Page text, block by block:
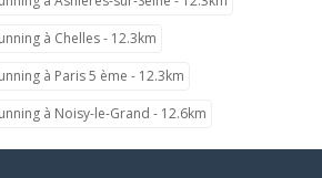
à Chelles - 12.3km
à Paris 5 ème - 12.3km
à Noisy-le-Grand - 12.6km